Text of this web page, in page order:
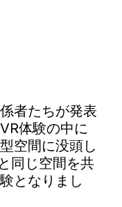
者たちが発表
体験の中に
空間に没頭し
同じ空間を共
となりまし